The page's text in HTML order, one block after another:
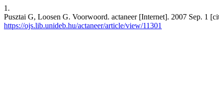
1.
Pusztai G, Loosen G. Voorwoord. actaneer [Internet]. 2007 Sep. 1
https://ojs.lib.unideb.hu/actaneer/article/view/11301